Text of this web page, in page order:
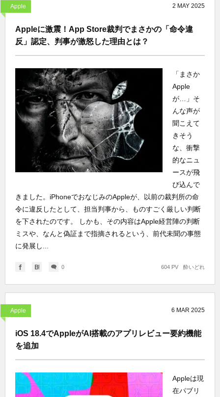
Apple 2 MAY 2025
Appleに激震！App Store裁判でまさかの「命令違
反」認定、判事が激怒した理由とは？
「まさか
Apple
が…」そ
んな声が
聞こえて
きそう
な、衝撃
的なニュ
ースが飛
び込んで
きました。iPhoneでおなじみのAppleが、以前の裁判所の命
令に違反したとして、担当判事から、ものすごく厳しい判断
を下されたのです。 しかも、その内容はApple経営陣の判断
ミスや、なんと偽証まで指摘されるという、前代未聞の事態
に発展し...
0 酔いどれ
604 PV
Apple 6 MAR 2025
iOS 18.4でAppleがAI搭載のアプリレビュー要約機能
を追加
Appleは現
在パブリ